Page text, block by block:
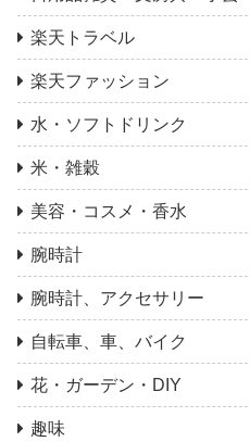
楽天トラベル
楽天ファッション
水・ソフトドリンク
米・雑穀
美容・コスメ・香水
腕時計
腕時計、アクセサリー
自転車、車、バイク
花・ガーデン・DIY
趣味